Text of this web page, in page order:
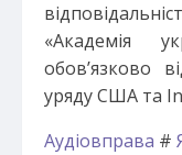
«Академія
обов’язково
уряду США та
Аудіовправа #